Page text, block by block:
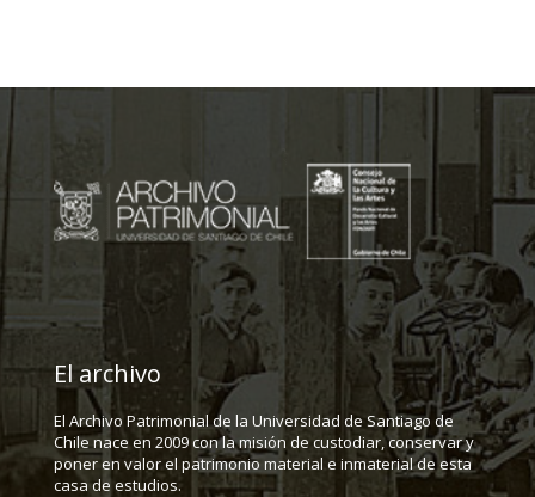
El archivo
El Archivo Patrimonial de la Universidad de Santiago de
Chile nace en 2009 con la misión de custodiar, conservar y
poner en valor el patrimonio material e inmaterial de esta
casa de estudios.